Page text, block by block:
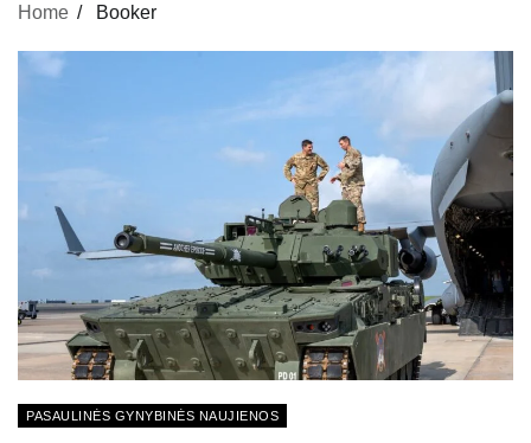
Home Booker
PASAULINĖS GYNYBINĖS NAUJIENOS